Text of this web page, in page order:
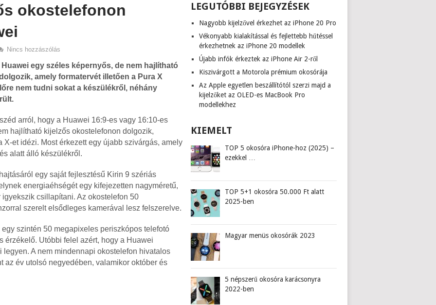
okostelefonon
Nincs hozzászólás
egy széles képernyős, de nem hajlítható
amely formatervét illetően a Pura X
nem tudni sokat a készülékről, néhány
arról, hogy a Huawei 16:9-es vagy 16:10-es
hajlítható kijelzős okostelefonon dolgozik,
et idézi. Most érkezett egy újabb szivárgás, amely
alatt álló készülékről.
egy saját fejlesztésű Kirin 9 szériás
energiaéhségét egy kifejezetten nagyméretű,
csillapítani. Az okostelefon 50
szerelt elsődleges kamerával lesz felszerelve.
szintén 50 megapixeles periszkópos telefotó
érzékelő. Utóbbi felel azért, hogy a Huawei
A nem mindennapi okostelefon hivatalos
az év utolsó negyedében, valamikor október és
LEGUTÓBBI BEJEGYZÉSEK
Nagyobb kijelzővel érkezhet az iPhone 20 Pro
Vékonyabb kialakítással és fejlettebb hűtéssel
érkezhetnek az iPhone 20 modellek
Újabb infók érkeztek az iPhone Air 2-ről
Kiszivárgott a Motorola prémium okosórája
Az Apple egyetlen beszállítótól szerzi majd a
kijelzőket az OLED-es MacBook Pro
modellekhez
KIEMELT
TOP 5 okosóra iPhone-hoz (2025) –
ezekkel …
TOP 5+1 okosóra 50.000 Ft alatt
2025-ben
Magyar menüs okosórák 2023
5 népszerű okosóra karácsonyra
2022-ben